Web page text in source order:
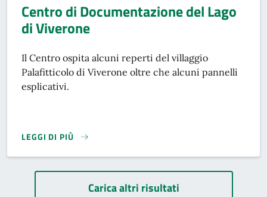
Centro di Documentazione del Lago
di Viverone
Il Centro ospita alcuni reperti del villaggio
Palafitticolo di Viverone oltre che alcuni pannelli
esplicativi.
LEGGI DI PIÙ
PaginazioneCarica altri risultati